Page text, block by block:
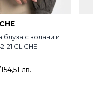
блуза с волани и
21 CLICHE
154,51 лв.